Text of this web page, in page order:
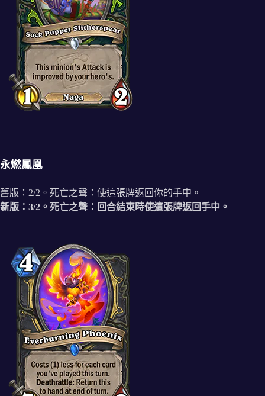
永燃鳳凰
舊版：2/2。死亡之聲：使這張牌返回你的手中。
新版：3/2。死亡之聲：回合結束時使這張牌返回手中。